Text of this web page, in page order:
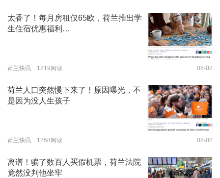
太香了！每月房租仅65欧，荷兰推出学
生住宿优惠福利…
荷兰快讯 1219阅读 08-02
荷兰人口突然慢下来了！原因曝光，不
是因为没人生孩子
荷兰快讯 1258阅读 08-02
离谱！骗了数百人买假机票，荷兰法院
竟然没判他坐牢